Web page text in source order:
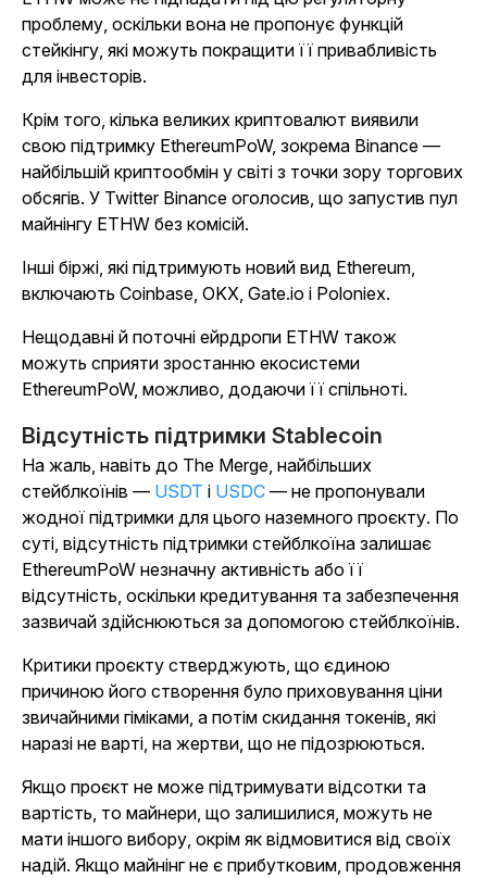
проблему, оскільки вона не пропонує функцій
стейкінгу, які можуть покращити її привабливість
для інвесторів.
Крім того, кілька великих криптовалют виявили
свою підтримку EthereumPoW, зокрема Binance —
найбільшій криптообмін у світі з точки зору торгових
обсягів. У Twitter Binance оголосив, що запустив пул
майнінгу ETHW без комісій.
Інші біржі, які підтримують новий вид Ethereum,
включають Coinbase, OKX, Gate.io і Poloniex.
Нещодавні й поточні ейрдропи ETHW також
можуть сприяти зростанню екосистеми
EthereumPoW, можливо, додаючи її спільноті.
Відсутність підтримки Stablecoin
На жаль, навіть до The Merge, найбільших
стейблкоїнів — USDT і USDC — не пропонували
жодної підтримки для цього наземного проєкту. По
суті, відсутність підтримки стейблкоїна залишає
EthereumPoW незначну активність або її
відсутність, оскільки кредитування та забезпечення
зазвичай здійснюються за допомогою стейблкоїнів.
Критики проєкту стверджують, що єдиною
причиною його створення було приховування ціни
звичайними гіміками, а потім скидання токенів, які
наразі не варті, на жертви, що не підозрюються.
Якщо проєкт не може підтримувати відсотки та
вартість, то майнери, що залишилися, можуть не
мати іншого вибору, окрім як відмовитися від своїх
надій. Якщо майнінг не є прибутковим, продовження